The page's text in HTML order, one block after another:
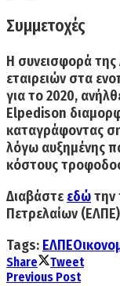
Συμμετοχές ­
Η συνεισφορά
εταιρειών στα
για το 2020,
Elpedison
καταγράφοντας
λόγω αυξημένης
κόστους
Διαβάστε εδώτην
Πετρελαίων (ΕΛΠΕ)
Tags: ΕΛΠΕ
Share
Tweet
Previous Post